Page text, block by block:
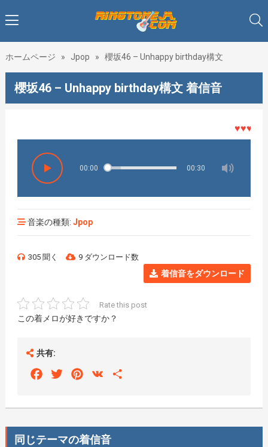
ホームページ » Jpop » 櫻坂46 – Unhappy birthday構文
櫻坂46 – Unhappy birthday構文 着信音
♥♥♥着メ
00:00 00:30
音楽の種類: Jpop
305 聞く 9 ダウンロード数
着信音をダウンロード
Rate this post
この着メロが好きですか？
共有:
FacebookTwitterPinterest
VK
同じテーマの着信音